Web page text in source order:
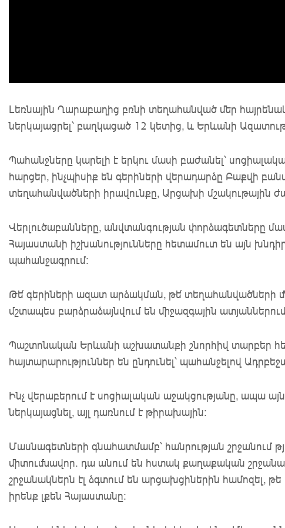
Լեռնային Ղարաբաղից բռնի տեղահանված մեր
ներկայացրել՝ բաղկացած 12 կետից, և Երևանի
Պահանջները կարելի է երկու մասի բաժանել՝
հարցեր, ինչպիսիք են գերիների վերադարձը Բաքվի
տեղահանվածների իրավունքը, Արցախի մշակութային
Վերլուծաբանները, անվտանգության փորձագետները
Հայաստանի իշխանությունները հետամուտ են այն
պահանջագրում:
Թե՛ գերիների ազատ արձակման, թե՛ տեղահանվածների
մշտապես բարձրաձայնվում են միջազգային
Պաշտոնական Երևանի աշխատանքի շնորհիվ տարբեր
հայտարարություններ են ընդունել՝ պահանջելով
Ինչ վերաբերում է սոցիալական աջակցությանը, ապա
ներկայացնել, այլ դառնում է թիրախային:
Մասնագետների գնահատմամբ՝ հանրության շրջանում
միտումնավոր. դա անում են հստակ քաղաքական
շրջանակներն էլ ձգտում են արցախցիներին համոզել,
իրենք լքեն Հայաստանը: